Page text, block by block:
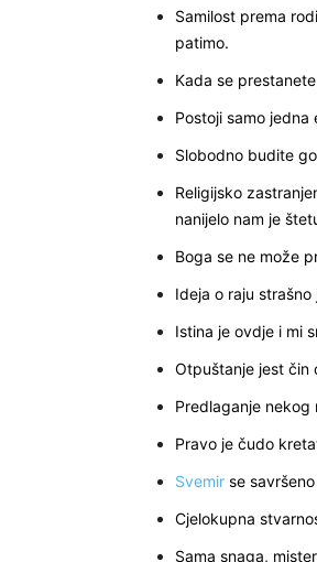
Samilost prema
patimo.
Kada se
Postoji samo
Slobodno budite
Religijsko
nanijelo nam je
Boga se ne može
Ideja o raju
Istina je ovdje i mi
Otpuštanje jest čin
Predlaganje
Pravo je čudo
Svemir se
Cjelokupna
Sama snaga,